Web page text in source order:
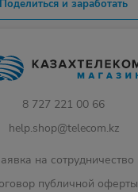
Поделиться и заработать
8 727 221 00 66
help.shop@telecom.kz
на сотрудничество
публичной оферты